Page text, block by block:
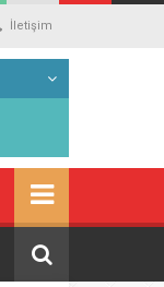
İletişim